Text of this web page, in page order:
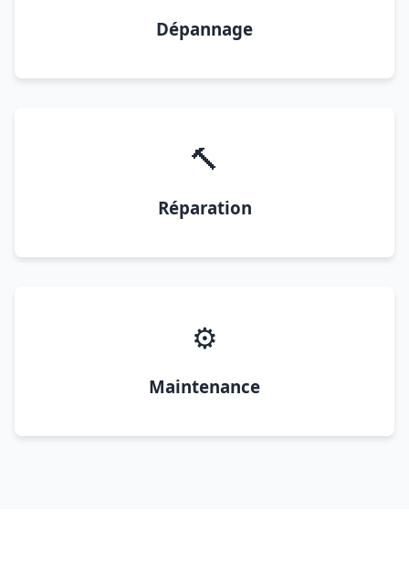
Dépannage
🔨
Réparation
⚙️
Maintenance